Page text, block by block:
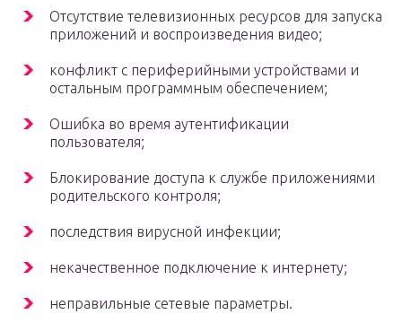
Отсутствие телевизионных ресурсов для запуска
приложений и воспроизведения видео;
конфликт с периферийными устройствами и
остальным программным обеспечением;
Ошибка во время аутентификации
пользователя;
Блокирование доступа к службе приложениями
родительского контроля;
последствия вирусной инфекции;
некачественное подключение к интернету;
неправильные сетевые параметры.